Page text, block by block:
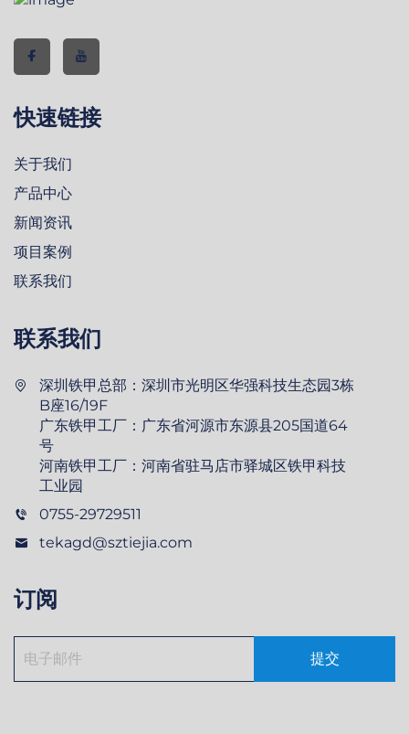
快速链接
关于我们
产品中心
新闻资讯
项目案例
联系我们
联系我们
深圳铁甲总部：深圳市光明区华强科技生态园3栋
B座16/19F
广东铁甲工厂：广东省河源市东源县205国道64
号
河南铁甲工厂：河南省驻马店市驿城区铁甲科技
工业园
0755-29729511
tekagd@sztiejia.com
订阅
提交